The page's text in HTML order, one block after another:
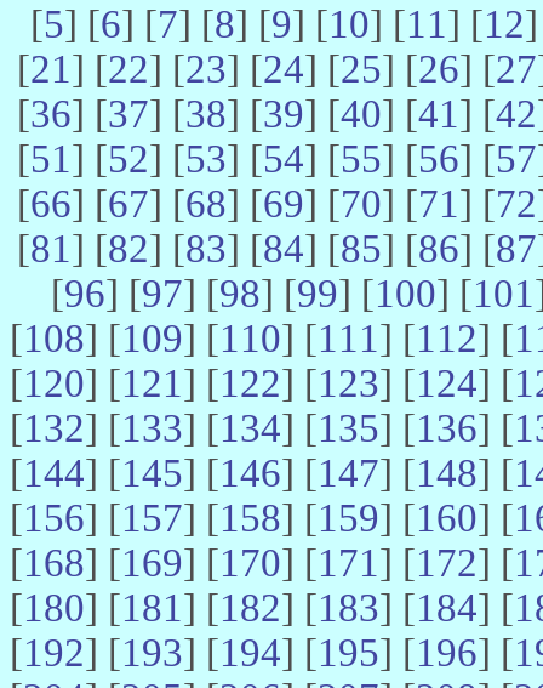
[5] [6] [7] [8] [9] [10] [11] [12
[21] [22] [23] [24] [25] [26] [27
[36] [37] [38] [39] [40] [41] [42
[51] [52] [53] [54] [55] [56] [57
[66] [67] [68] [69] [70] [71] [72
[81] [82] [83] [84] [85] [86] [87
[96] [97] [98] [99] [100] [101
[108] [109] [110] [111] [112] [
[120] [121] [122] [123] [124] [
[132] [133] [134] [135] [136] [
[144] [145] [146] [147] [148] [
[156] [157] [158] [159] [160] [
[168] [169] [170] [171] [172] [
[180] [181] [182] [183] [184] [
[192] [193] [194] [195] [196] [